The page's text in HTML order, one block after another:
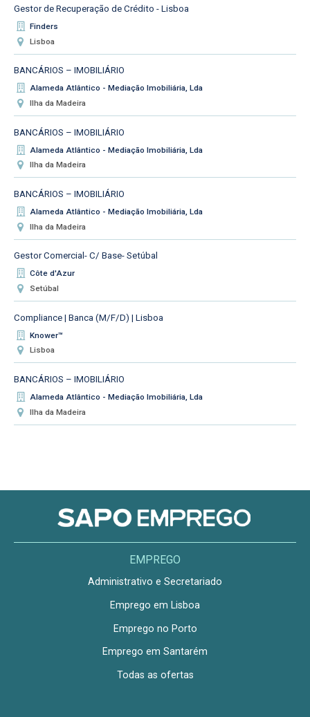
Gestor de Recuperação de Crédito - Lisboa
Finders
Lisboa
BANCÁRIOS – IMOBILIÁRIO
Alameda Atlântico - Mediação Imobiliária, Lda
Ilha da Madeira
BANCÁRIOS – IMOBILIÁRIO
Alameda Atlântico - Mediação Imobiliária, Lda
Ilha da Madeira
BANCÁRIOS – IMOBILIÁRIO
Alameda Atlântico - Mediação Imobiliária, Lda
Ilha da Madeira
Gestor Comercial- C/ Base- Setúbal
Côte d'Azur
Setúbal
Compliance | Banca (M/F/D) | Lisboa
Knower™
Lisboa
BANCÁRIOS – IMOBILIÁRIO
Alameda Atlântico - Mediação Imobiliária, Lda
Ilha da Madeira
EMPREGO
Administrativo e Secretariado
Emprego em Lisboa
Emprego no Porto
Emprego em Santarém
Todas as ofertas